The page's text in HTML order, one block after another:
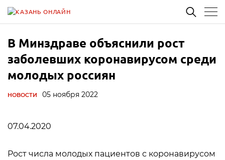
В Минздраве объяснили рост
заболевших коронавирусом среди
молодых россиян
НОВОСТИ 05 ноября 2022
07.04.2020
Рост числа молодых пациентов с коронавирусом